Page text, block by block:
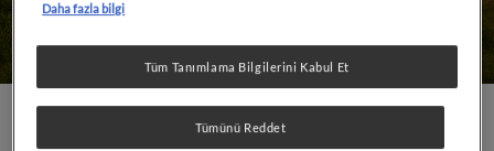
Daha fazla bilgi
Tümünü Reddet
Tüm Tanımlama Bilgilerini Kabul Et